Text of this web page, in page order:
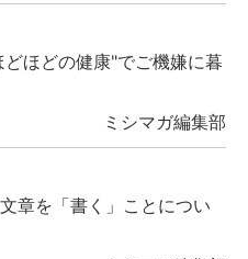
ほどの健康"でご機嫌に暮
ミシマガ編集部
章を「書く」ことについ